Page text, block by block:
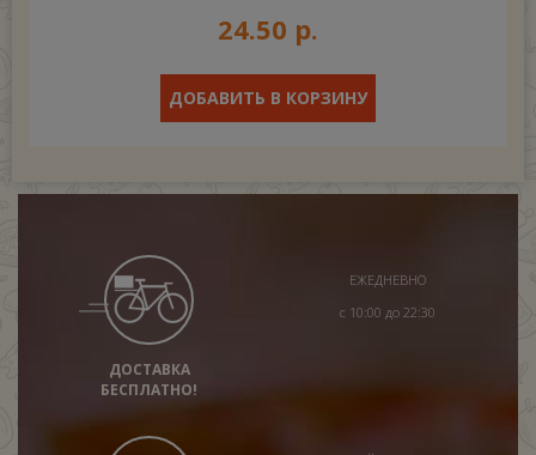
24.50 р.
ДОБАВИТЬ В КОРЗИНУ
ДОСТАВКА
БЕСПЛАТНО!
ЕЖЕДНЕВНО
с 10:00 до 22:30